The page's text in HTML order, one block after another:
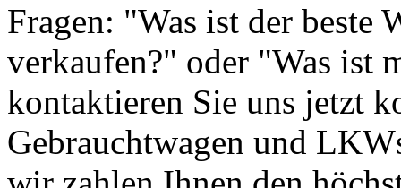
Fragen: "Was ist der beste
verkaufen?" oder "Was ist
kontaktieren Sie uns jetzt
Gebrauchtwagen und